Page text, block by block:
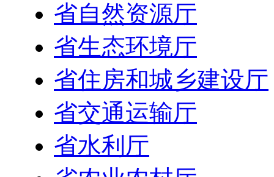
省自然资源厅
省生态环境厅
省住房和城乡建设厅
省交通运输厅
省水利厅